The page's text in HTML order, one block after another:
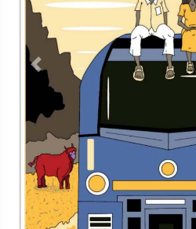
Contacto Directorio
Copyright ©2026 Todos los
Maya